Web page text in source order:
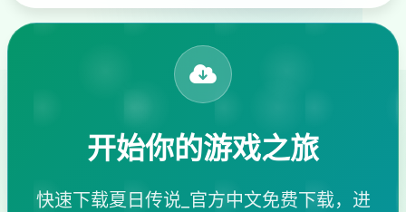
开始你的游戏之旅
快速下载夏日传说_官方中文免费下载，进